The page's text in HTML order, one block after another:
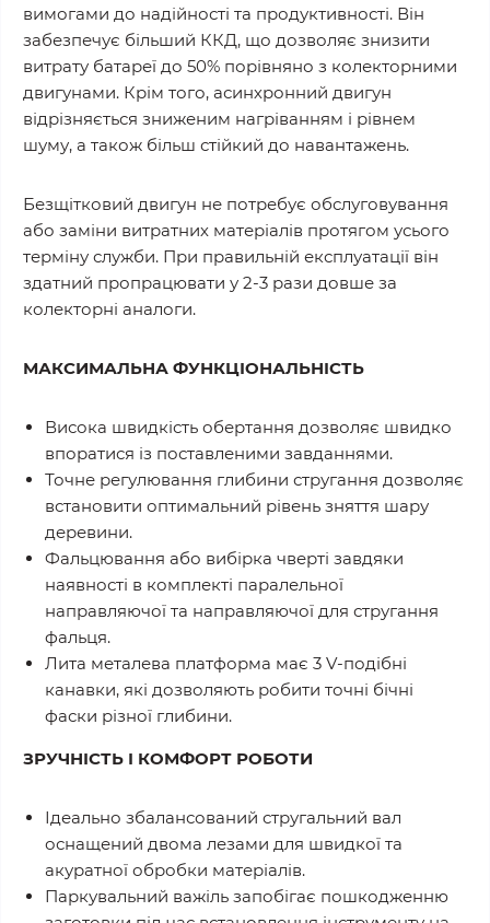
вимогами до надійності та продуктивності. Він
забезпечує більший ККД, що дозволяє знизити
витрату батареї до 50% порівняно з колекторними
двигунами. Крім того, асинхронний двигун
відрізняється зниженим нагріванням і рівнем
шуму, а також більш стійкий до навантажень.
Безщітковий двигун не потребує обслуговування
або заміни витратних матеріалів протягом усього
терміну служби. При правильній експлуатації він
здатний пропрацювати у 2-3 рази довше за
колекторні аналоги.
МАКСИМАЛЬНА ФУНКЦІОНАЛЬНІСТЬ
Висока швидкість обертання дозволяє швидко
впоратися із поставленими завданнями.
Точне регулювання глибини стругання дозволяє
встановити оптимальний рівень зняття шару
деревини.
Фальцювання або вибірка чверті завдяки
наявності в комплекті паралельної
направляючої та направляючої для стругання
фальця.
Лита металева платформа має 3 V-подібні
канавки, які дозволяють робити точні бічні
фаски різної глибини.
ЗРУЧНІСТЬ І КОМФОРТ РОБОТИ
Ідеально збалансований стругальний вал
оснащений двома лезами для швидкої та
акуратної обробки матеріалів.
Паркувальний важіль запобігає пошкодженню